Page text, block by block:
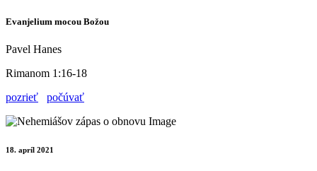
Evanjelium mocou Božou
Pavel Hanes
Rimanom 1:16-18
pozrieť
počúvať
18. apríl 2021